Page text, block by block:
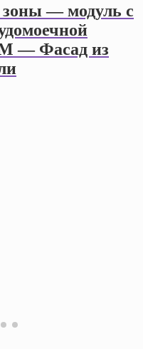
— модуль с
— Фасад из